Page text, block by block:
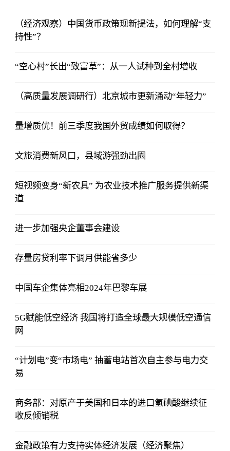
（经济观察）中国货币政策现新提法，如何理解“支
持性”？
“空心村”长出“致富草”：从一人试种到全村增收
（高质量发展调研行）北京城市更新涌动“年轻力”
量增质优！前三季度我国外贸成绩如何取得？
文旅消费新风口，县域游强劲出圈
短视频变身“新农具” 为农业技术推广服务提供新渠
道
进一步加强央企董事会建设
存量房贷利率下调月供能省多少
中国车企集体亮相2024年巴黎车展
5G赋能低空经济 我国将打造全球最大规模低空通信
网
“计划电”变“市场电” 抽蓄电站首次自主参与电力交
易
商务部：对原产于美国和日本的进口氢碘酸继续征
收反倾销税
金融政策有力支持实体经济发展（经济聚焦）